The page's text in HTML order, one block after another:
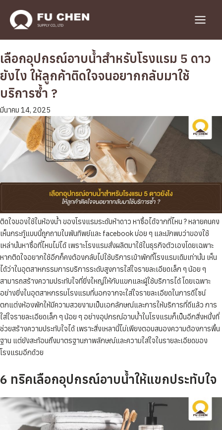
content
เลือกอุปกรณ์อาบน้ำสำหรับโรงแรม 5 ดาว
ยังไง ให้ลูกค้าติดใจจนอยากกลับมาใช้
บริการซ้ำ ?
มีนาคม 14, 2025
ติดใจของใช้ในห้องน้ำ ของโรงแรมระดับห้าดาว หาซื้อได้จากที่ไหน ? หลายคนคง
เห็นกระทู้แบบนี้ถูกถามในพันทิพย์และ facebook บ่อย ๆ และมักพบว่าของใช้
เหล่านั้นหาซื้อที่ไหนไม่ได้ เพราะโรงแรมสั่งผลิตมาใช้ในธุรกิจตัวเองโดยเฉพาะ
หากติดใจอยากใช้อีกก็คงต้องกลับไปใช้บริการเข้าพักที่โรงแรมเดิมเท่านั้น เห็น
ได้ว่าในอุตสาหกรรมการบริการระดับสูงการใส่ใจรายละเอียดเล็ก ๆ น้อย ๆ
สามารถสร้างความประทับใจที่ยิ่งใหญ่ให้กับแขกและผู้ใช้บริการได้ โดยเฉพาะ
อย่างยิ่งในอุตสาหกรรมโรงแรมที่นอกจากจะใส่ใจรายละเอียดในการดีไซน์
ตกแต่งห้องพักให้มีความสวยงามเป็นเอกลักษณ์และการให้บริการที่ดีแล้ว การ
ใส่ใจรายละเอียดเล็ก ๆ น้อย ๆ อย่างอุปกรณ์อาบน้ำในโรงแรมก็เป็นอีกสิ่งหนึ่งที่
ช่วยสร้างความประทับใจได้ เพราะสิ่งเหลานี้ไม่เพียงตอบสนองความต้องการพื้น
ฐาน แต่ยังสะท้อนถึงมาตรฐานภาพลักษณ์และความใส่ใจในรายละเอียดของ
โรงแรมอีกด้วย
6 ทริคเลือกอุปกรณ์อาบน้ำให้แขกประทับใจ